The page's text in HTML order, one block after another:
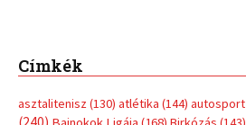
Címkék
asztalitenisz (130) atlétika (144) autosport